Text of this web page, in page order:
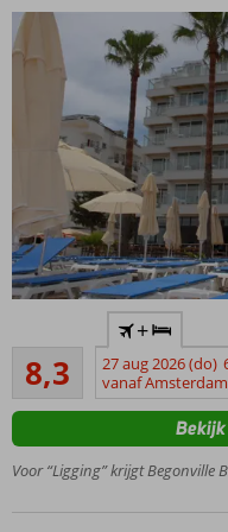
minimale
leeftijd
16 jaar
het
privéstrand
Centrum
8,3
Zeer goed
31
beoordelingen
+
27 aug 2026 (do)
vanaf Amsterdam
Voor “Ligging” krijgt Begonville
Bekijk